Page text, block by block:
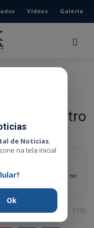
Vídeos Galeria
de Noticias.
na tela inicial
Ok
dentro
Garças com perfuração no
1765